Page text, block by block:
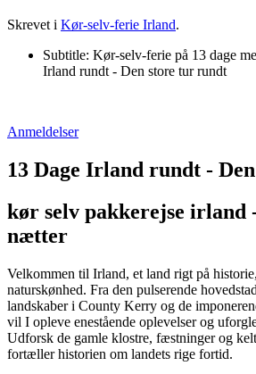
Skrevet i Kør-selv-ferie Irland.
Subtitle: Kør-selv-ferie på 13 dage
Irland rundt - Den store tur rundt
Anmeldelser
13 Dage Irland rundt -
kør selv pakkerejse irland
nætter
Velkommen til Irland, et land rigt på
naturskønhed. Fra den pulserende
landskaber i County Kerry og de
vil I opleve enestående oplevelser og
Udforsk de gamle klostre, fæstninger og
fortæller historien om landets rige fortid.